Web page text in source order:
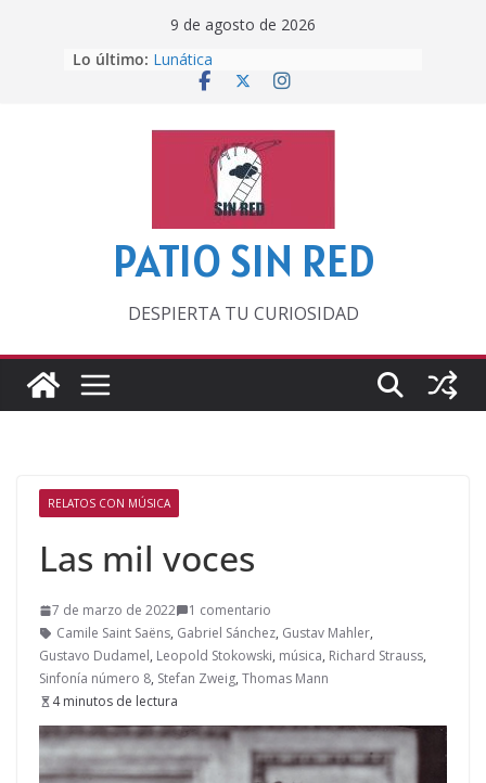
9 de agosto de 2026
Lo último:
Otra del Mundial
Lunática
Pero, hasta entonces…
‘La broma infinita’ de recomendar
lecturas veraniegas
PATIO SIN RED
DESPIERTA TU CURIOSIDAD
RELATOS CON MÚSICA
Las mil voces
7 de marzo de 2022
1 comentario
Camile Saint Saëns, Gabriel Sánchez, Gustav Mahler,
Gustavo Dudamel, Leopold Stokowski, música, Richard Strauss,
Sinfonía número 8, Stefan Zweig, Thomas Mann
4 minutos de lectura